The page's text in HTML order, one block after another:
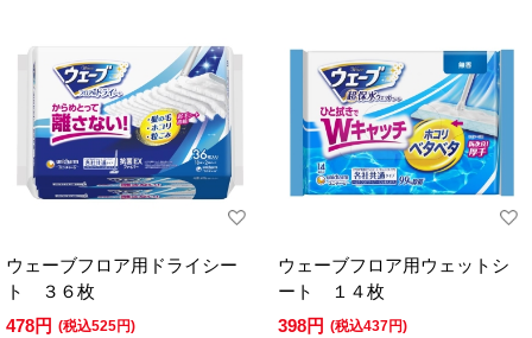
ウェーブフロア用ドライシー
ト ３６枚
478円 (税込525円)
ウェーブフロア用ウェットシ
ート １４枚
398円 (税込437円)